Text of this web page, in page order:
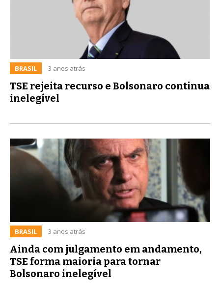
BRASIL 3 anos atrás
TSE rejeita recurso e Bolsonaro continua
inelegível
BRASIL 3 anos atrás
Ainda com julgamento em andamento,
TSE forma maioria para tornar
Bolsonaro inelegível